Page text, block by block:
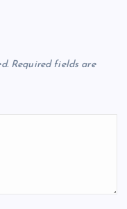
Required fields are